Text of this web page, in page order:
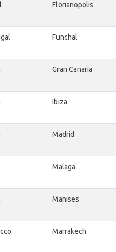
Florianopolis
Funchal
Gran Canaria
Ibiza
Madrid
Malaga
Manises
Marrakech